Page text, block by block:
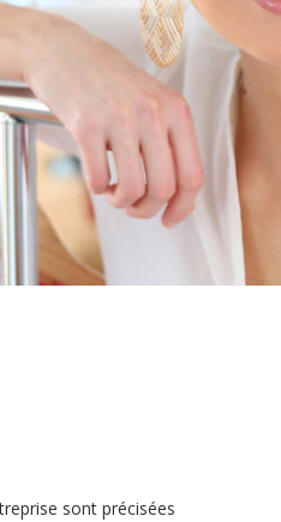
sont précisées